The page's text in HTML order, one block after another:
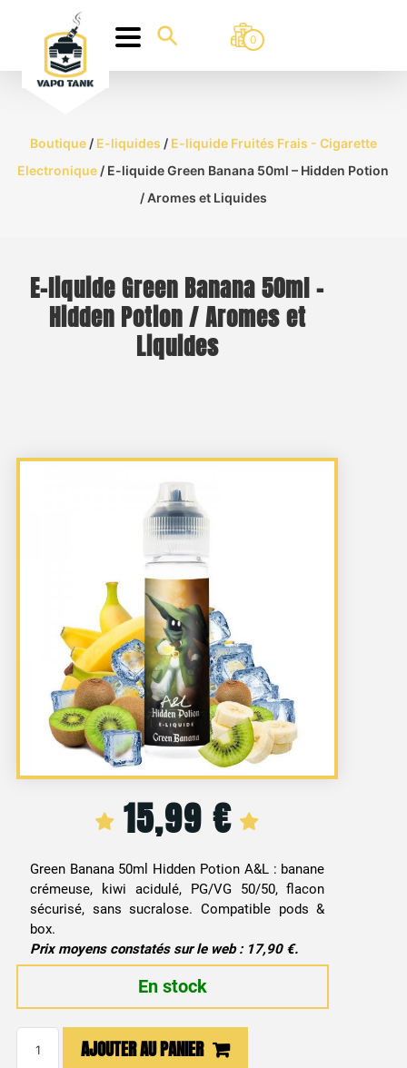
0
Boutique/ E-liquides / E-liquide Fruités Frais - Cigarette
Electronique / E-liquide Green Banana 50ml – Hidden Potion
/ Aromes et Liquides
E-liquide Green Banana 50ml –
Hidden Potion / Aromes et
Liquides
15,99 €
Green Banana 50ml Hidden Potion A&L : banane
crémeuse, kiwi acidulé, PG/VG 50/50, flacon
sécurisé, sans sucralose. Compatible pods &
box.
Prix moyens constatés sur le web : 17,90 €.
En stock
AJOUTER AU PANIER